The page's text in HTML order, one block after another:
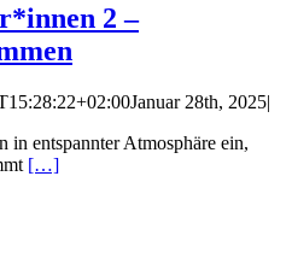
2 –
Januar 28th, 2025|
in entspannter Atmosphäre ein,
[…]